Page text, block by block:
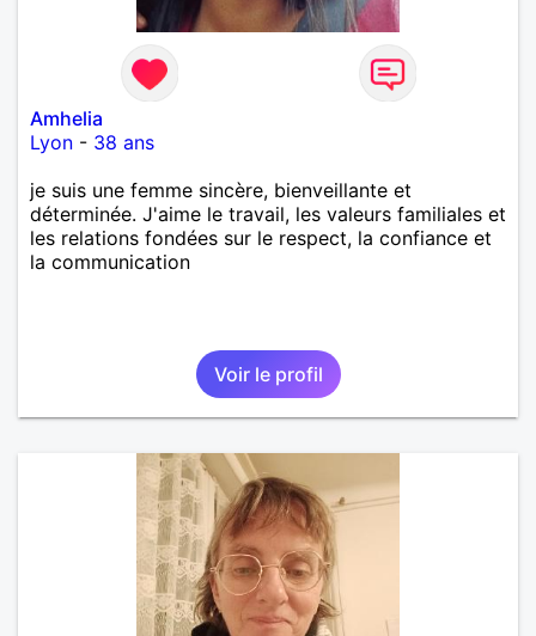
Amhelia
Lyon - 38 ans
je suis une femme sincère, bienveillante et
déterminée. J'aime le travail, les valeurs familiales et
les relations fondées sur le respect, la confiance et
la communication
Voir le profil